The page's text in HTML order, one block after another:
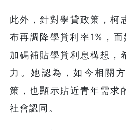
此外，針對學貸政策，柯
布再調降學貸利率1%，
加碼補貼學貸利息構想，
力。她認為，如今相關
策，也顯示貼近青年需求
社會認同。